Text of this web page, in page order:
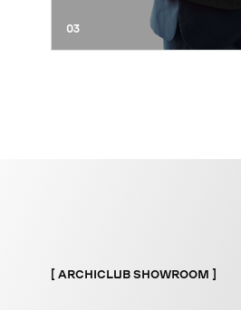
03
ARCHICLUB SHOWROOM